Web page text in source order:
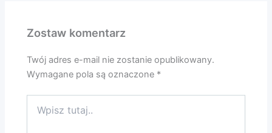
Zostaw komentarz
Twój adres e-mail nie zostanie opublikowany.
Wymagane pola są oznaczone *
tutaj..